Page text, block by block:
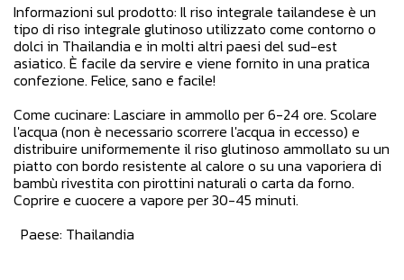
Informazioni sul prodotto: Il riso integrale tailandese è un
tipo di riso integrale glutinoso utilizzato come contorno o
dolci in Thailandia e in molti altri paesi del sud-est
asiatico. È facile da servire e viene fornito in una pratica
confezione. Felice, sano e facile!
Come cucinare: Lasciare in ammollo per 6-24 ore. Scolare
l'acqua (non è necessario scorrere l'acqua in eccesso) e
distribuire uniformemente il riso glutinoso ammollato su un
piatto con bordo resistente al calore o su una vaporiera di
bambù rivestita con pirottini naturali o carta da forno.
Coprire e cuocere a vapore per 30-45 minuti.
Paese: Thailandia